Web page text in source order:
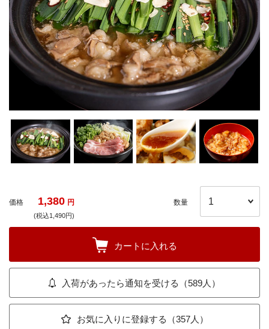
価格 1,380 円
(税込1,490円)
数量
カートに入れる
入荷があったら通知を受ける（589人）
お気に入りに登録する（357人）